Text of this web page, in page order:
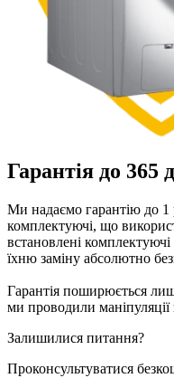
Гарантія до 365
Ми надаємо гарантію до 1
комплектуючі, що
встановлені
їхню заміну абсолютно
Гарантія поширюється
ми проводили
Залишилися питання?
Проконсультуватися